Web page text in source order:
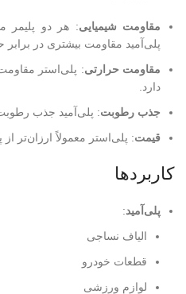
مقاومت شیمیایی: هر دو پلیمر
پلی‌آمید مقاومت بیشتری در برابر
مقاومت حرارتی: پلی‌استر
دارد.
جذب رطوبت: پلی‌آمید جذب
قیمت: پلی‌استر معمولاً ارزان‌تر
کاربردها
پلی‌آمید:
الیاف نساجی
قطعات خودرو
لوازم ورزشی